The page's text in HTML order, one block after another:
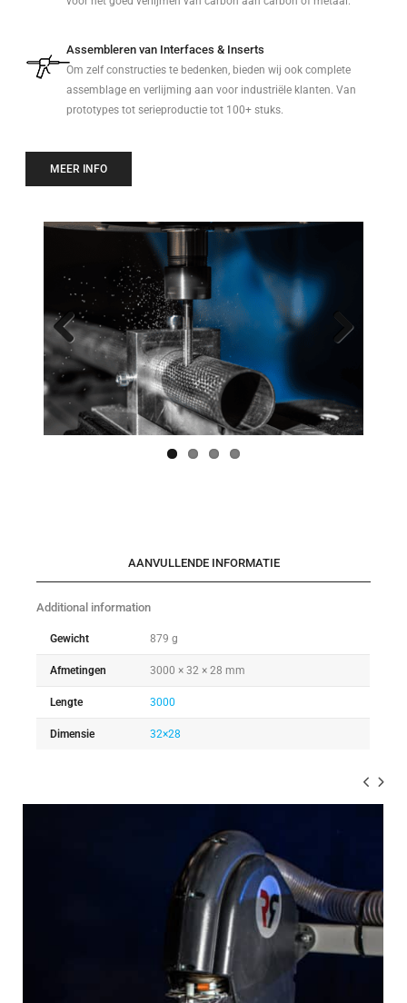
Assembleren van Interfaces & Inserts
Om zelf constructies te bedenken, bieden wij ook complete
assemblage en verlijming aan voor industriële klanten. Van
prototypes tot serieproductie tot 100+ stuks.
MEER INFO
Previo
us
AANVULLENDE INFORMATIE
Additional information
Gewicht 879 g
Afmetingen 3000 × 32 × 28 mm
Lengte 3000
Dimensie 32×28